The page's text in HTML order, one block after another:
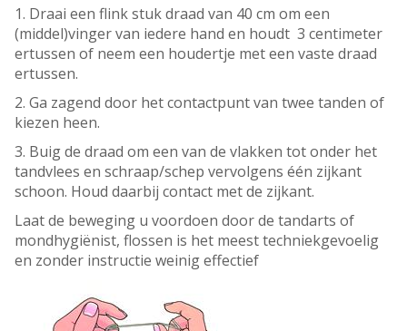
1. Draai een flink stuk draad van 40 cm om een
(middel)vinger van iedere hand en houdt 3 centimeter
ertussen of neem een houdertje met een vaste draad
ertussen.
2. Ga zagend door het contactpunt van twee tanden of
kiezen heen.
3. Buig de draad om een van de vlakken tot onder het
tandvlees en schraap/schep vervolgens één zijkant
schoon. Houd daarbij contact met de zijkant.
Laat de beweging u voordoen door de tandarts of
mondhygiënist, flossen is het meest techniekgevoelig
en zonder instructie weinig effectief